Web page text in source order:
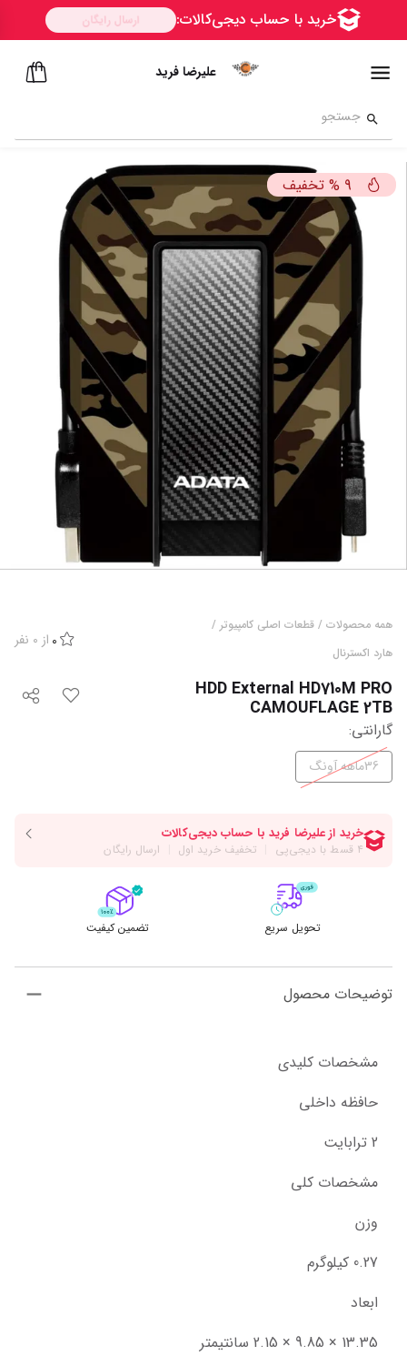
علیرضا فرید
9
% تخفیف
همه محصولات / قطعات اصلی کامپیوتر /
هارد اکسترنال
0 از 0 نفر
HDD External HD710M PRO
CAMOUFLAGE 2TB
گارانتی:
36ماهه آونگ
تحویل سریع تضمین کیفیت
توضیحات محصول
مشخصات کلیدی
حافظه داخلی
2 ترابایت
مشخصات کلی
وزن
0.27 کیلوگرم
ابعاد
13.35 × 9.85 × 2.15 سانتیمتر